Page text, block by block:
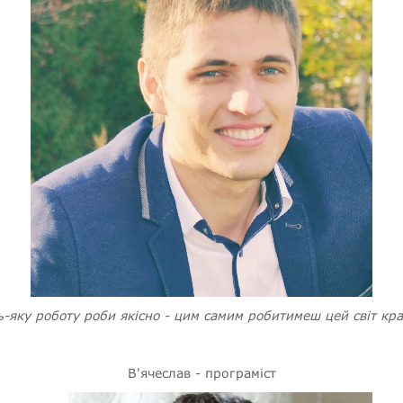
яку роботу роби якісно - цим самим робитимеш цей світ
В'ячеслав - програміст